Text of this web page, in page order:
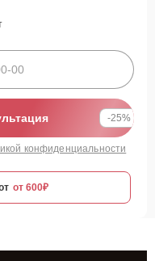
-25%
конфиденциальности
от 600₽